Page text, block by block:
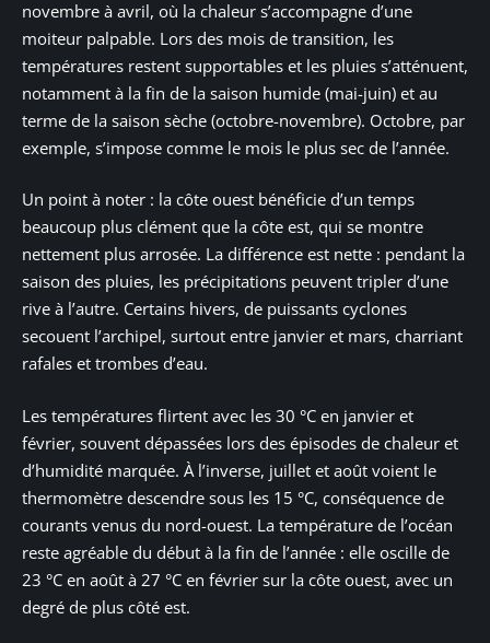
novembre à avril, où la chaleur s’accompagne d’une
moiteur palpable. Lors des mois de transition, les
températures restent supportables et les pluies s’atténuent,
notamment à la fin de la saison humide (mai-juin) et au
terme de la saison sèche (octobre-novembre). Octobre, par
exemple, s’impose comme le mois le plus sec de l’année.
Un point à noter : la côte ouest bénéficie d’un temps
beaucoup plus clément que la côte est, qui se montre
nettement plus arrosée. La différence est nette : pendant la
saison des pluies, les précipitations peuvent tripler d’une
rive à l’autre. Certains hivers, de puissants cyclones
secouent l’archipel, surtout entre janvier et mars, charriant
rafales et trombes d’eau.
Les températures flirtent avec les 30 °C en janvier et
février, souvent dépassées lors des épisodes de chaleur et
d’humidité marquée. À l’inverse, juillet et août voient le
thermomètre descendre sous les 15 °C, conséquence de
courants venus du nord-ouest. La température de l’océan
reste agréable du début à la fin de l’année : elle oscille de
23 °C en août à 27 °C en février sur la côte ouest, avec un
degré de plus côté est.